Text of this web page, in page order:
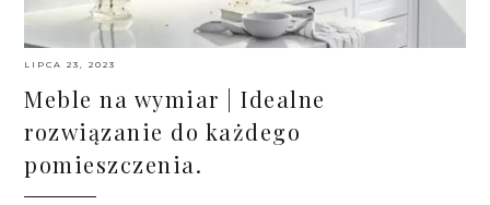
LIPCA 23, 2023
Meble na wymiar | Idealne
rozwiązanie do każdego
pomieszczenia.